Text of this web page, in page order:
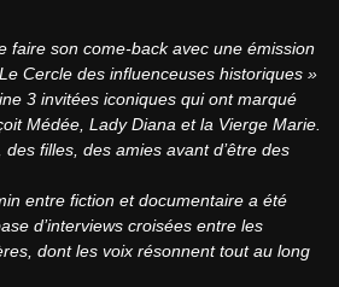
faire son come-back avec une émission
Cercle des influenceuses historiques »
3 invitées iconiques qui ont marqué
Médée, Lady Diana et la Vierge Marie.
filles, des amies avant d’être des
entre fiction et documentaire a été
d’interviews croisées entre les
dont les voix résonnent tout au long